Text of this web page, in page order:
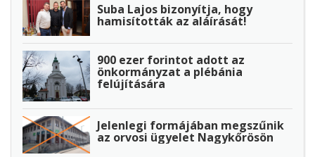
Suba Lajos bizonyítja, hogy
hamisították az aláírását!
900 ezer forintot adott az
önkormányzat a plébánia
felújítására
Jelenlegi formájában megszűnik
az orvosi ügyelet Nagykőrösön